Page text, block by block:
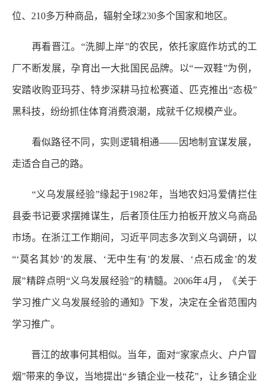
位、210多万种商品，辐射全球230多个国家和地区。
再看晋江。“洗脚上岸”的农民，依托家庭作坊式的工
厂不断发展，孕育出一大批国民品牌。以“一双鞋”为例，
安踏收购亚玛芬、特步深耕马拉松赛道、匹克推出“态极”
黑科技，纷纷抓住体育消费浪潮，成就千亿规模产业。
看似路径不同，实则逻辑相通——因地制宜谋发展，
走适合自己的路。
“义乌发展经验”缘起于1982年，当地农妇冯爱倩拦住
县委书记要求摆摊谋生，后者顶住压力拍板开放义乌商品
市场。在浙江工作期间，习近平同志多次到义乌调研，以
“‘莫名其妙’的发展、‘无中生有’的发展、‘点石成金’的发
展”精辟点明“义乌发展经验”的精髓。2006年4月，《关于
学习推广义乌发展经验的通知》下发，决定在全省范围内
学习推广。
晋江的故事何其相似。当年，面对“家家点火、户户冒
烟”带来的争议，当地提出“乡镇企业一枝花”，让乡镇企业